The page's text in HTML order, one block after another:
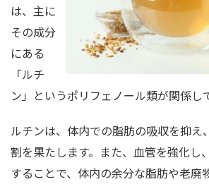
は、主に
その成分
にある
「ルチ
ン」というポリフェノール類が関係し
ルチンは、体内での脂肪の吸収を抑え
割を果たします。また、血管を強化し
することで、体内の余分な脂肪や老廃